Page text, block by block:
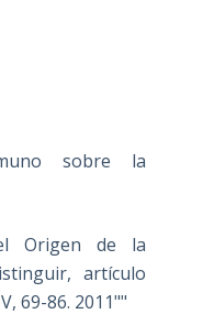
sobre la
Origen de la
artículo
69-86. 2011""